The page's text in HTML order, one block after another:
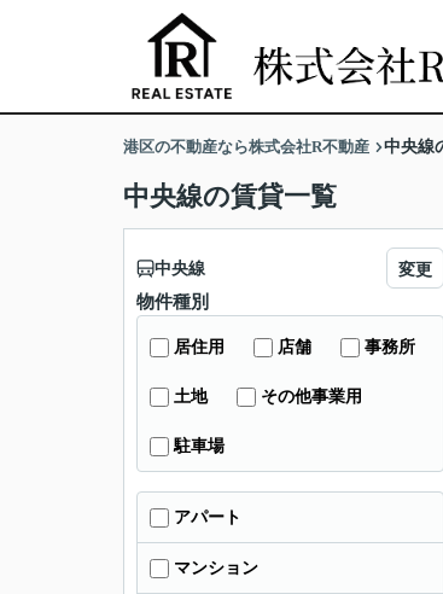
港区の不動産なら株式会社R不動産 中央線
中央線の賃貸一覧
中央線 変更
物件種別
居住用 店舗 事務所
土地 その他事業用
駐車場
アパート
マンション